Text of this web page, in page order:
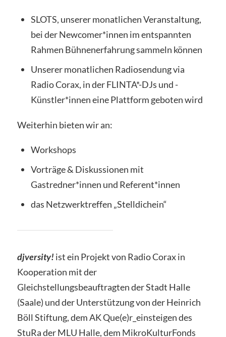
SLOTS, unserer monatlichen Veranstaltung,
bei der Newcomer*innen im entspannten
Rahmen Bühnenerfahrung sammeln können
Unserer monatlichen Radiosendung via
Radio Corax, in der FLINTA*-DJs und -
Künstler*innen eine Plattform geboten wird
Weiterhin bieten wir an:
Workshops
Vorträge & Diskussionen mit
Gastredner*innen und Referent*innen
das Netzwerktreffen „Stelldichein“
djversity! ist ein Projekt von Radio Corax in
Kooperation mit der
Gleichstellungsbeauftragten der Stadt Halle
(Saale) und der Unterstützung von der Heinrich
Böll Stiftung, dem AK Que(e)r_einsteigen des
StuRa der MLU Halle, dem MikroKulturFonds